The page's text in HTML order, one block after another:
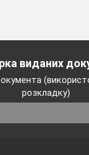
виданих
розкладку)